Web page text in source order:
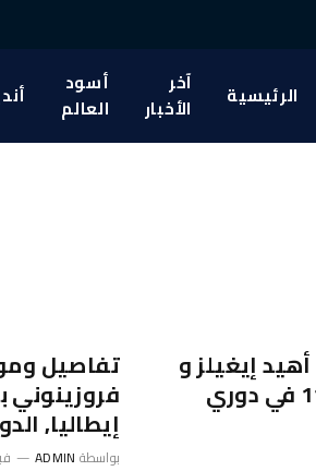
الرئيسية
آخر
الأخبار
أسود
العالم
إيغيلز و
هيرنفين بتاريخ 2026-02-11 في دوري
تفاصيل
إيطاليا,
بواسطة ADMIN